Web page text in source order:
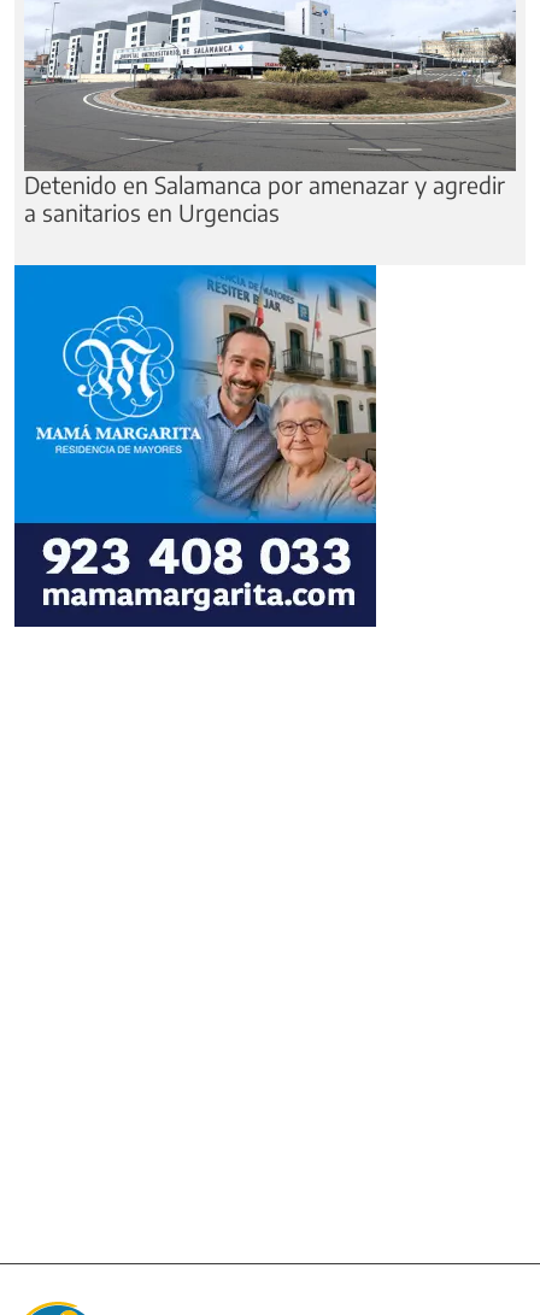
Detenido en Salamanca por amenazar y agredir
a sanitarios en Urgencias